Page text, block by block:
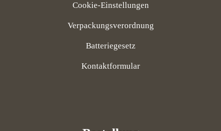
Cookie-Einstellungen
Verpackungsverordnung
Batteriegesetz
Kontaktformular